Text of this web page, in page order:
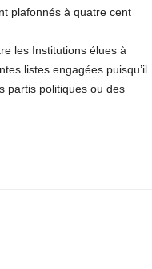
plafonnés à quatre cent
les Institutions élues à
listes engagées puisqu’il
partis politiques ou des